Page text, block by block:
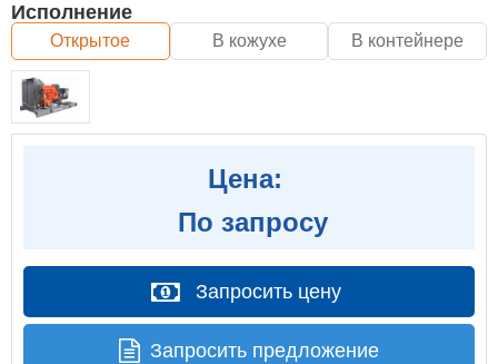
Исполнение
Открытое В кожухе В контейнере
Цена:
По запросу
Запросить цену
Запросить предложение